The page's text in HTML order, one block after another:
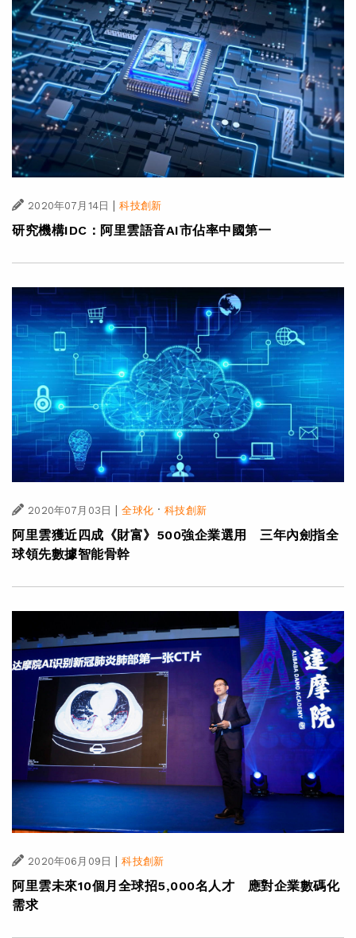
2020年07月14日 | 科技創新
研究機構IDC：阿里雲語音AI市佔率中國第一
2020年07月03日 | 全球化·科技創新
阿里雲獲近四成《財富》500強企業選用 三年內劍指全
球領先數據智能骨幹
2020年06月09日 | 科技創新
阿里雲未來10個月全球招5,000名人才 應對企業數碼化
需求